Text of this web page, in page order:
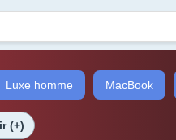
Luxe homme MacBook
(+)